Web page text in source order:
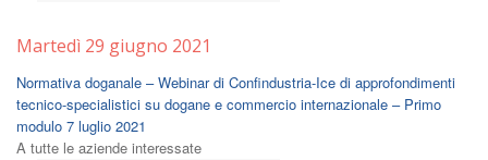
Martedì 29 giugno 2021
Normativa doganale – Webinar di Confindustria-Ice di approfondimenti
tecnico-specialistici su dogane e commercio internazionale – Primo
modulo 7 luglio 2021
A tutte le aziende interessate